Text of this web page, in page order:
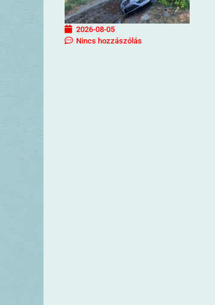
2026-08-05
Nincs hozzászólás